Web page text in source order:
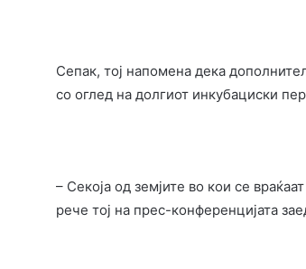
Сепак, тој напомена дека
со оглед на долгиот инкубациски
– Секоја од земјите во кои се
рече тој на прес-конференцијата